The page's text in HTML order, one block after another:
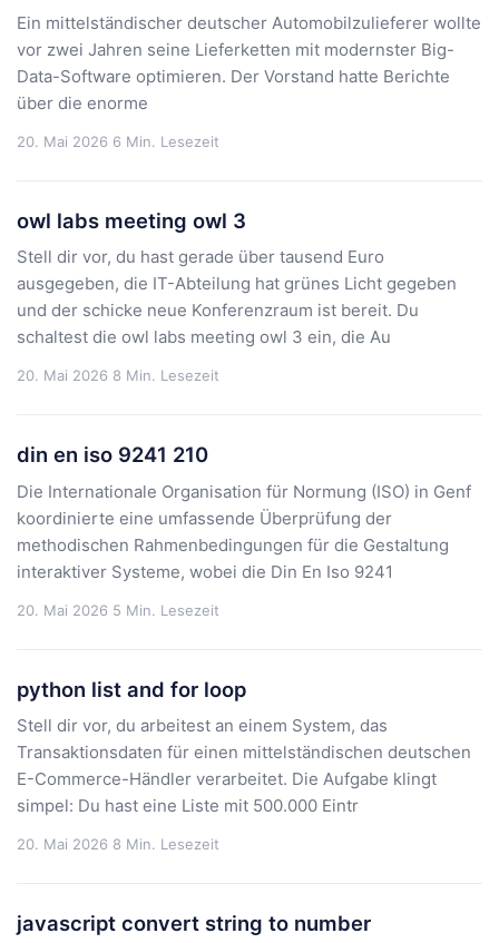
Ein mittelständischer deutscher Automobilzulieferer wollte
vor zwei Jahren seine Lieferketten mit modernster Big-
Data-Software optimieren. Der Vorstand hatte Berichte
über die enorme
20. Mai 2026 6 Min. Lesezeit
owl labs meeting owl 3
Stell dir vor, du hast gerade über tausend Euro
ausgegeben, die IT-Abteilung hat grünes Licht gegeben
und der schicke neue Konferenzraum ist bereit. Du
schaltest die owl labs meeting owl 3 ein, die Au
20. Mai 2026 8 Min. Lesezeit
din en iso 9241 210
Die Internationale Organisation für Normung (ISO) in Genf
koordinierte eine umfassende Überprüfung der
methodischen Rahmenbedingungen für die Gestaltung
interaktiver Systeme, wobei die Din En Iso 9241
20. Mai 2026 5 Min. Lesezeit
python list and for loop
Stell dir vor, du arbeitest an einem System, das
Transaktionsdaten für einen mittelständischen deutschen
E-Commerce-Händler verarbeitet. Die Aufgabe klingt
simpel: Du hast eine Liste mit 500.000 Eintr
20. Mai 2026 8 Min. Lesezeit
javascript convert string to number